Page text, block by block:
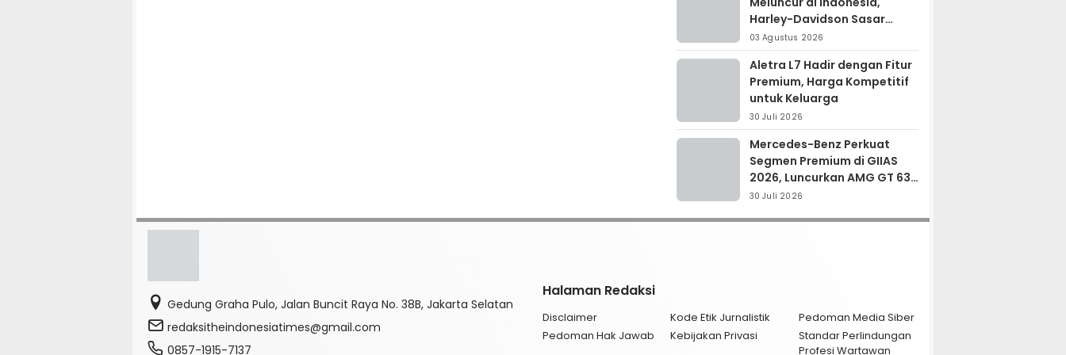
Harley-Davidson Sasar
Kolektor Motor Premium
03 Agustus 2026
Aletra L7 Hadir dengan Fitur
Premium, Harga Kompetitif
untuk Keluarga
30 Juli 2026
Mercedes-Benz Perkuat
Segmen Premium di GIIAS
2026, Luncurkan AMG GT 63
PRO dan GLC 200
30 Juli 2026
Gedung Graha Pulo, Jalan Buncit Raya No. 38B, Jakarta Selatan
redaksitheindonesiatimes@gmail.com
0857-1915-7137
Halaman Redaksi
Disclaimer Kode Etik Jurnalistik
Pedoman Media Siber
Pedoman Hak Jawab
Kebijakan Privasi
Standar Perlindungan
Profesi Wartawan